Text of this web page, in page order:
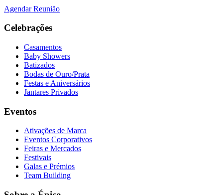
Agendar Reunião
Celebrações
Casamentos
Baby Showers
Batizados
Bodas de Ouro/Prata
Festas e Aniversários
Jantares Privados
Eventos
Ativações de Marca
Eventos Corporativos
Feiras e Mercados
Festivais
Galas e Prémios
Team Building